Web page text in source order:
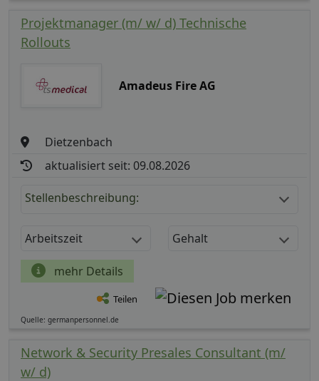
Projektmanager (m/ w/ d) Technische
Rollouts
Amadeus Fire AG
Dietzenbach
aktualisiert seit: 09.08.2026
Stellenbeschreibung:
Arbeitszeit Gehalt
mehr Details
Teilen
Quelle: germanpersonnel.de
Network & Security Presales Consultant (m/
w/ d)